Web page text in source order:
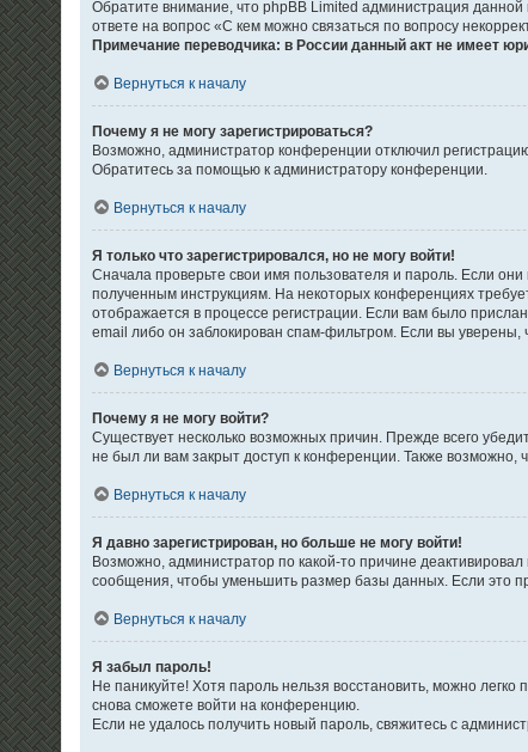
Обратите внимание, что phpBB Limited администрация
ответе на вопрос «С кем можно связаться по вопросу
Примечание переводчика: в России данный акт не имеет
Вернуться к началу
Почему я не могу зарегистрироваться?
Возможно, администратор конференции отключил
Обратитесь за помощью к администратору конференции.
Вернуться к началу
Я только что зарегистрировался, но не могу войти!
Сначала проверьте свои имя пользователя и пароль. Если
полученным инструкциям. На некоторых конференциях
отображается в процессе регистрации. Если вам было
email либо он заблокирован спам-фильтром. Если вы
Вернуться к началу
Почему я не могу войти?
Существует несколько возможных причин. Прежде всего
не был ли вам закрыт доступ к конференции. Также
Вернуться к началу
Я давно зарегистрирован, но больше не могу войти!
Возможно, администратор по какой-то причине
сообщения, чтобы уменьшить размер базы данных. Если это
Вернуться к началу
Я забыл пароль!
Не паникуйте! Хотя пароль нельзя восстановить, можно
снова сможете войти на конференцию.
Если не удалось получить новый пароль, свяжитесь с